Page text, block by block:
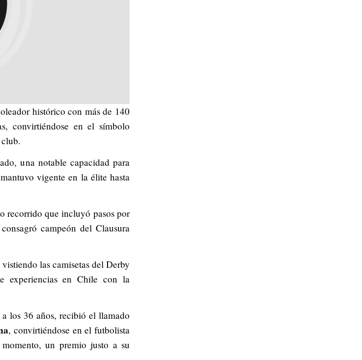
histórico con más de 140
convirtiéndose en el símbolo
una notable capacidad para
vigente en la élite hasta
recorrido que incluyó pasos por
campeón del Clausura
las camisetas del Derby
experiencias en Chile con la
los 36 años, recibió el llamado
, convirtiéndose en el futbolista
un premio justo a su